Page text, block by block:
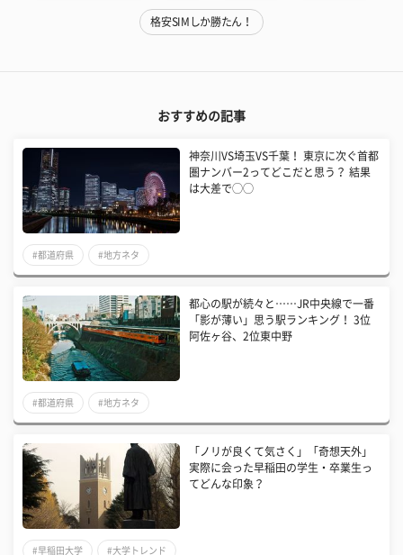
格安SIMしか勝たん！
おすすめの記事
神奈川VS埼玉VS千葉！ 東京に次ぐ首都
圏ナンバー2ってどこだと思う？ 結果
は大差で◯◯
#都道府県 #地方ネタ
都心の駅が続々と……JR中央線で一番
「影が薄い」思う駅ランキング！ 3位
阿佐ヶ谷、2位東中野
#都道府県 #地方ネタ
「ノリが良くて気さく」「奇想天外」
実際に会った早稲田の学生・卒業生っ
てどんな印象？
#早稲田大学 #大学トレンド